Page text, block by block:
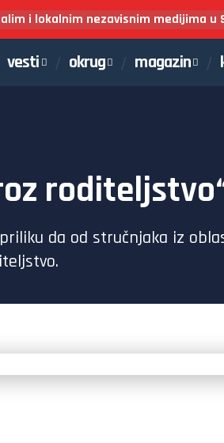
i lokalnim nezavisnim medijima u
vesti okrug magazin
da od stručnjaka iz